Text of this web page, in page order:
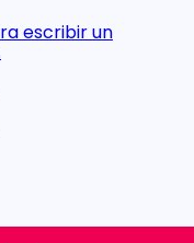
escribir un